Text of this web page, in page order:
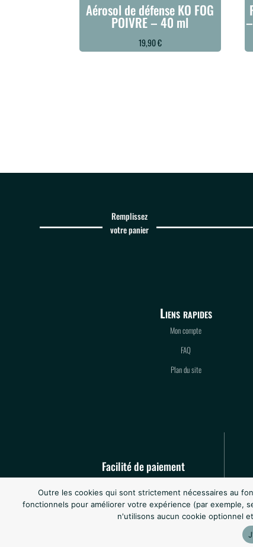
Aérosol de défense KO FOG
POIVRE – 40 ml
19,90€
Remplissez
votre panier
Liens rapides
Mon compte
FAQ
Plan du site
Facilité de paiement
partir de 600 euros d’achats.
Outre les cookies qui sont strictement nécessaires au
fonctionnels pour améliorer votre expérience (par exemple,
n'utilisons aucun cookie optionnel